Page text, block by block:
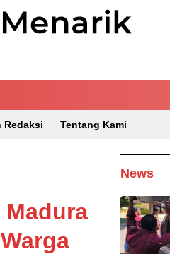
Redaksi Tentang Kami
Madura
News